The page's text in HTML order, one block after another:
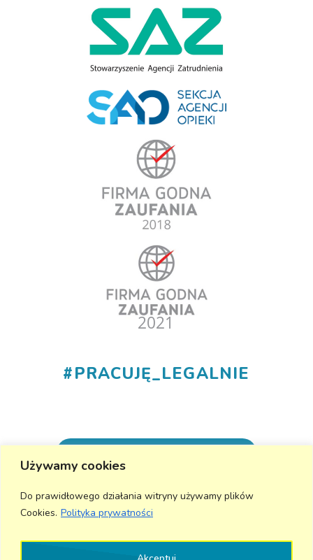
Używamy cookies
Do prawidłowego działania witryny używamy plików
Cookies. Polityka prywatności
#PRACUJĘ_LEGALNIE
+48 530 555 015
info@aktivmed24.pl